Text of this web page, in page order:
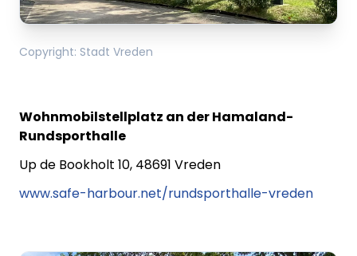
Copyright: Stadt Vreden
Wohnmobilstellplatz an der Hamaland-
Rundsporthalle
Up de Bookholt 10, 48691 Vreden
www.safe-harbour.net/rundsporthalle-vreden